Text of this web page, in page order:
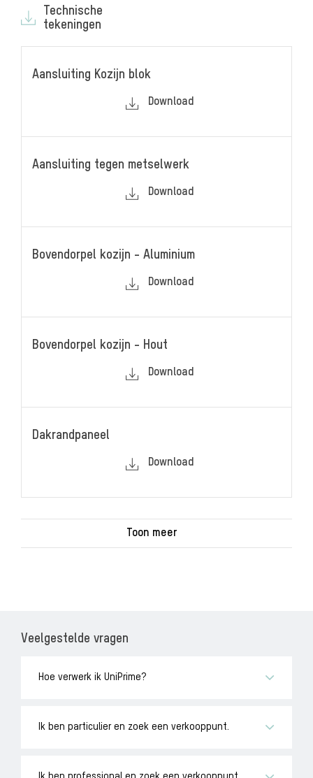
Technische
tekeningen
Aansluiting Kozijn blok
Download
Aansluiting tegen metselwerk
Download
Bovendorpel kozijn - Aluminium
Download
Bovendorpel kozijn - Hout
Download
Dakrandpaneel
Download
Toon meer
Veelgestelde vragen
Hoe verwerk ik UniPrime?
Ik ben particulier en zoek een verkooppunt.